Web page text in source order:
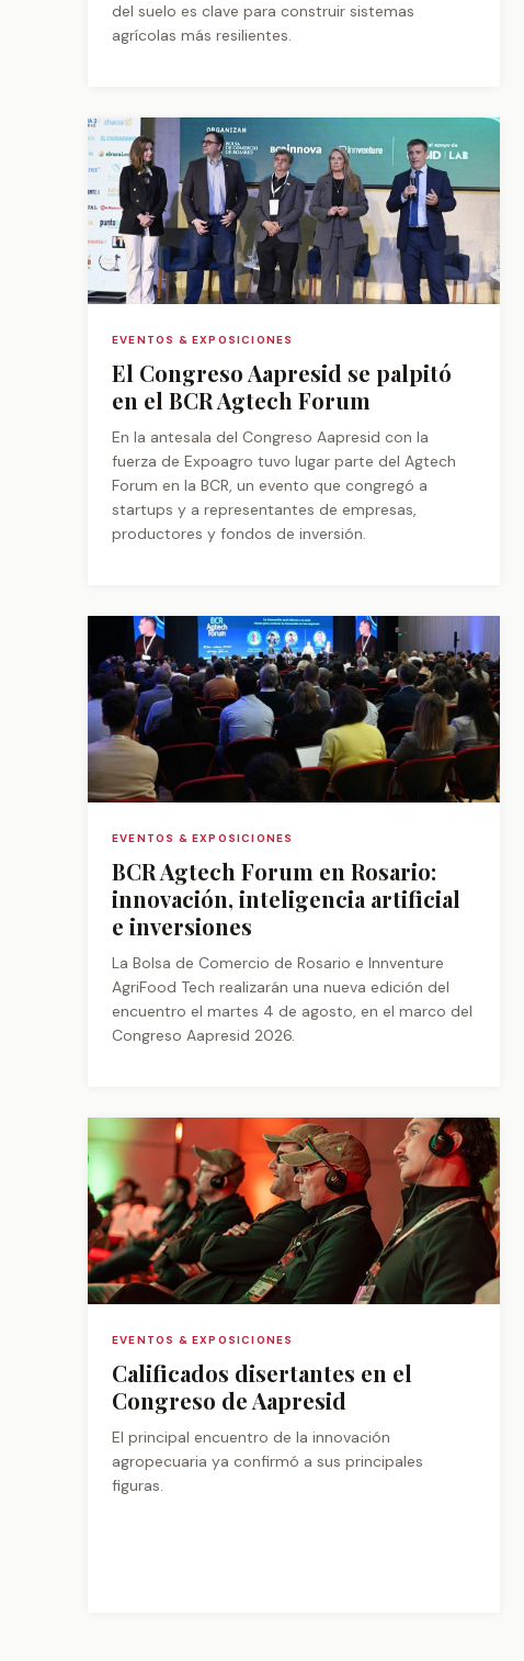
del suelo es clave para construir sistemas
agrícolas más resilientes.
EVENTOS & EXPOSICIONES
El Congreso Aapresid se palpitó
en el BCR Agtech Forum
En la antesala del Congreso Aapresid con la
fuerza de Expoagro tuvo lugar parte del Agtech
Forum en la BCR, un evento que congregó a
startups y a representantes de empresas,
productores y fondos de inversión.
EVENTOS & EXPOSICIONES
BCR Agtech Forum en Rosario:
innovación, inteligencia artificial
e inversiones
La Bolsa de Comercio de Rosario e Innventure
AgriFood Tech realizarán una nueva edición del
encuentro el martes 4 de agosto, en el marco del
Congreso Aapresid 2026.
EVENTOS & EXPOSICIONES
Calificados disertantes en el
Congreso de Aapresid
El principal encuentro de la innovación
agropecuaria ya confirmó a sus principales
figuras.